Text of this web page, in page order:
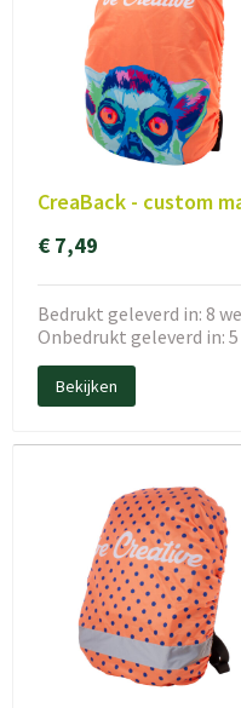
CreaBack - custom
€ 7,49
Bedrukt geleverd in: 8
Onbedrukt geleverd in:
Bekijken